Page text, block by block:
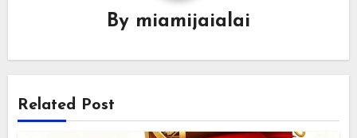
By miamijaialai
Related Post